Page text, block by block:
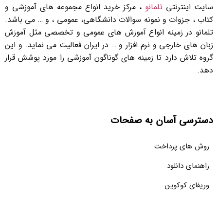
سایت اینترنتی تلمانو ، مرکز خرید انواع مجموعه های آموزشی و
کتاب ، جزوات و نمونه سوالات دانشگاهی، عمومی ، و … می باشد.
تلمانو در زمینه انواع آموزش های عمومی و تخصصی مثل آموزش
زبان های خارجی و نرم افزار و … در ایران فعالیت می نماید. و این
گروه تلاش دارد تا زمینه های گوناگون آموزشی را مورد پوشش قرار
دهد.
دسترسی آسان به صفحات
روش های پرداخت
راهنمای دانلود
وریفای کوکوین